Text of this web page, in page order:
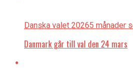
Danska valet 20265 månader
Danmark går till val den 24 mars